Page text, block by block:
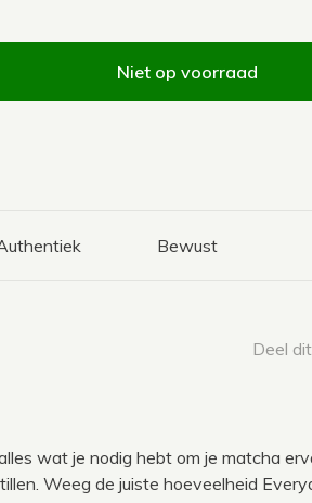
Niet op voorraad
Bewust
Deel
wat je nodig hebt om je matcha
Weeg de juiste hoeveelheid